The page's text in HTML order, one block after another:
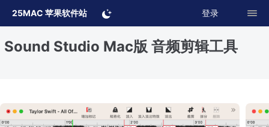
25MAC 苹果软件站 登录
Sound Studio Mac版 音频剪辑工具